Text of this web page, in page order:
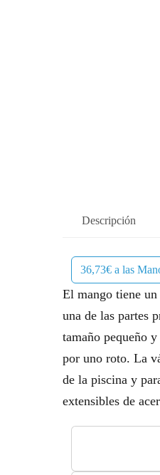
Descripción
36,73€ a las
El mango tiene
una de las partes
tamaño pequeño
por uno roto. La
de la piscina y
extensibles de